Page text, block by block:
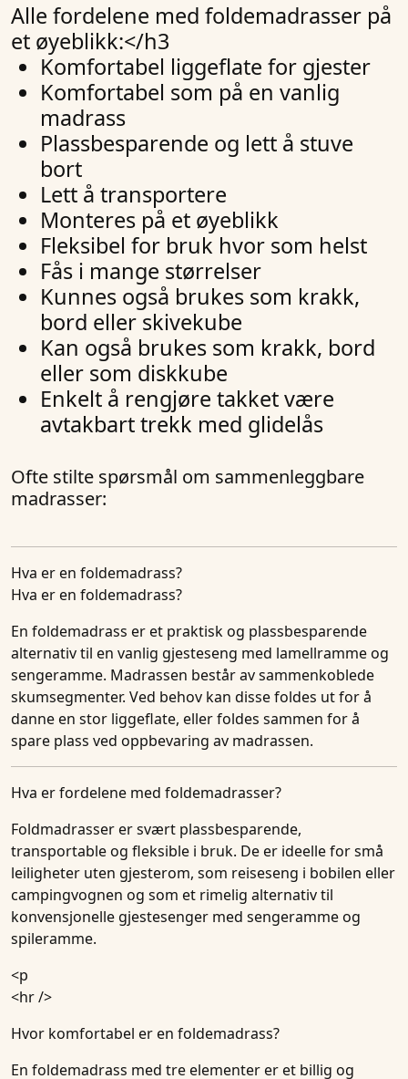
Alle fordelene med foldemadrasser på
et øyeblikk:</h3
Komfortabel liggeflate for gjester
Komfortabel som på en vanlig
madrass
Plassbesparende og lett å stuve
bort
Lett å transportere
Monteres på et øyeblikk
Fleksibel for bruk hvor som helst
Fås i mange størrelser
Kunnes også brukes som krakk,
bord eller skivekube
Kan også brukes som krakk, bord
eller som diskkube
Enkelt å rengjøre takket være
avtakbart trekk med glidelås
Ofte stilte spørsmål om sammenleggbare
madrasser:
Hva er en foldemadrass?
Hva er en foldemadrass?
En foldemadrass er et praktisk og plassbesparende
alternativ til en vanlig gjesteseng med lamellramme og
sengeramme. Madrassen består av sammenkoblede
skumsegmenter. Ved behov kan disse foldes ut for å
danne en stor liggeflate, eller foldes sammen for å
spare plass ved oppbevaring av madrassen.
Hva er fordelene med foldemadrasser?
Foldmadrasser er svært plassbesparende,
transportable og fleksible i bruk. De er ideelle for små
leiligheter uten gjesterom, som reiseseng i bobilen eller
campingvognen og som et rimelig alternativ til
konvensjonelle gjestesenger med sengeramme og
spileramme.
<p
<hr />
Hvor komfortabel er en foldemadrass?
En foldemadrass med tre elementer er et billig og